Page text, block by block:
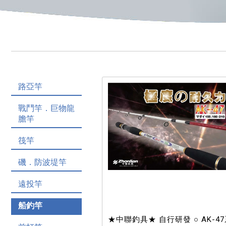
路亞竿
戰鬥竿．巨物龍
膽竿
筏竿
磯．防波堤竿
遠投竿
船釣竿
★中聯釣具★ 自行研發 ○ AK-47